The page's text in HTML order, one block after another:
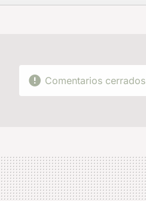
FACEBOOK
TWITTERFLIPBOARD
E-
WHATSAPP
Comentarios cerrados